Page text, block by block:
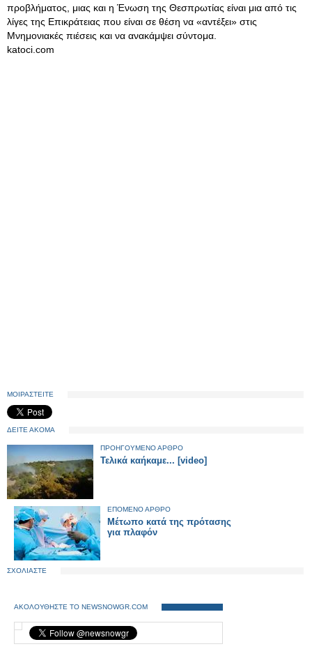
προβλήματος, μιας και η Ένωση της Θεσπρωτίας είναι μια από τις
λίγες της Επικράτειας που είναι σε θέση να «αντέξει» στις
Μνημονιακές πιέσεις και να ανακάμψει σύντομα.
katoci.com
ΜΟΙΡΑΣΤΕΙΤΕ
ΔΕΙΤΕ ΑΚΟΜΑ
ΠΡΟΗΓΟΥΜΕΝΟ ΑΡΘΡΟ
Τελικά καήκαμε... [video]
ΕΠΟΜΕΝΟ ΑΡΘΡΟ
Μέτωπο κατά της πρότασης
για πλαφόν
ΣΧΟΛΙΑΣΤΕ
ΑΚΟΛΟΥΘΗΣΤΕ ΤΟ NEWSNOWGR.COM